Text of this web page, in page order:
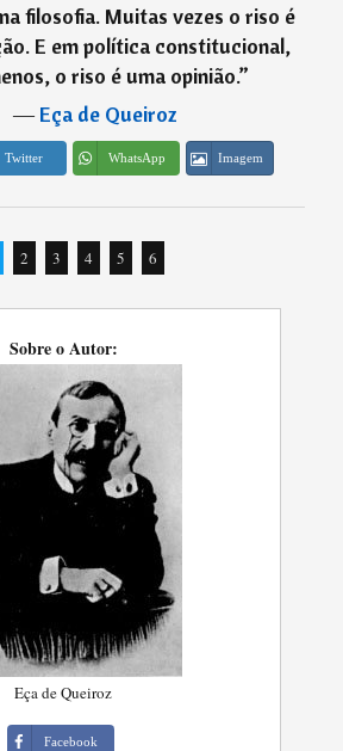
filosofia. Muitas vezes o riso é
E em política constitucional,
o riso é uma opinião.”
―Eça de Queiroz
Twitter WhatsApp Imagem
2 3 4 5 6
Sobre o Autor:
Eça de Queiroz
Facebook